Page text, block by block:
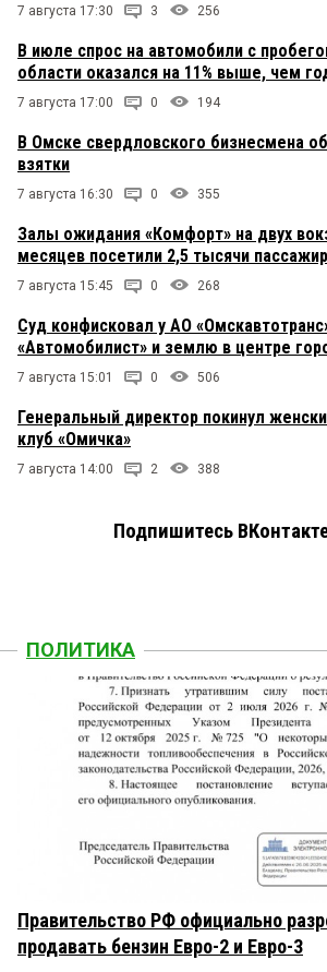
7 августа 17:30 3 256
В июле спрос на автомобили с
области оказался на 11% выше, чем
7 августа 17:00 0 194
В Омске свердловского бизнесмена
взятки
7 августа 16:30 0 355
Залы ожидания «Комфорт» на двух
месяцев посетили 2,5 тысячи
7 августа 15:45 0 268
Суд конфисковал у АО
«Автомобилист» и землю в центре
7 августа 15:01 0 506
Генеральный директор покинул
клуб «Омичка»
7 августа 14:00 2 388
Подпишитесь
ПОЛИТИКА
Правительство РФ официально
продавать бензин Евро-2 и Евро-3